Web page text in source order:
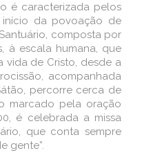
é caracterizada pelos
início da povoação de
composta por
à escala humana, que
vida de Cristo, desde a
acompanhada
percorre cerca de
marcado pela oração
é celebrada a missa
que conta sempre
gente”.